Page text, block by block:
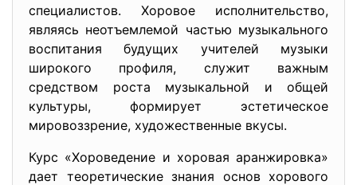
специалистов. Хоровое исполнительство,
являясь неотъемлемой частью музыкального
воспитания будущих учителей музыки
широкого профиля, служит важным
средством роста музыкальной и общей
культуры, формирует эстетическое
мировоззрение, художественные вкусы.
Курс «Хороведение и хоровая аранжировка»
дает теоретические знания основ хорового